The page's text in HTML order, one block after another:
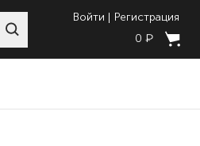
Войти
Регистрация
0 ₽